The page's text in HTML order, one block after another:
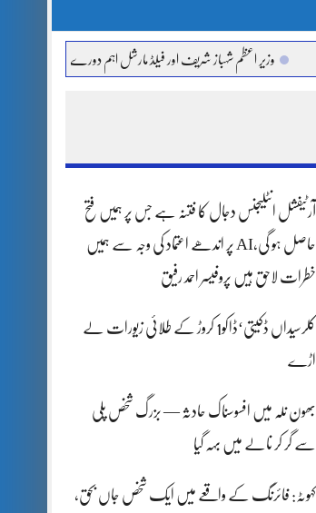
وزیر اعظم شہباز شریف اور فیلڈ مارشل اہم دورے پر سعودی عرب روانہ
آرٹیفشل انٹلیجنس دجال کا فتنہ ہے جس پر ہمیں فتح
حاصل ہو گی،AI پر اندھے اعتماد کی وجہ سے ہمیں
خطرات لاحق ہیں پروفیسر احمد رفیق
کلرسیداں ڈکیتی‘ڈاکو1 کروڑ کے طلائی زیورات لے
اڑے
بھون نلہ میں افسوسناک حادثہ — بزرگ شخص پلی
سے گر کر نالے میں بہہ گیا
کہوٹہ: فائرنگ کے واقعے میں ایک شخص جاں بحق،